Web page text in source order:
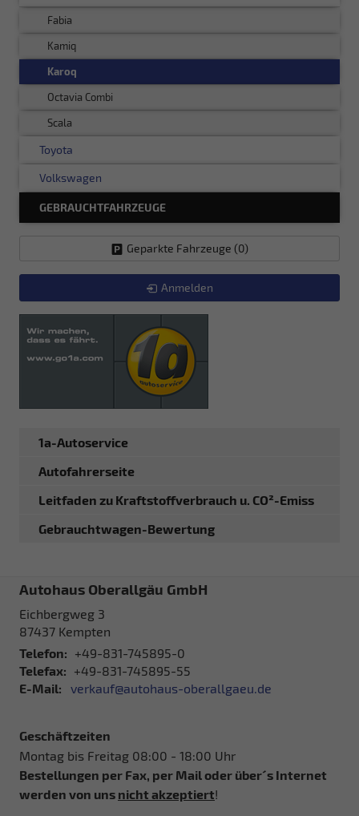
Fabia
Kamiq
Karoq
Octavia Combi
Scala
Toyota
Volkswagen
GEBRAUCHTFAHRZEUGE
Geparkte Fahrzeuge (0)
Anmelden
1a-Autoservice
Autofahrerseite
Leitfaden zu Kraftstoffverbrauch u. CO²-Emiss
Gebrauchtwagen-Bewertung
Autohaus Oberallgäu GmbH
Eichbergweg 3
87437 Kempten
Telefon: +49-831-745895-0
Telefax: +49-831-745895-55
E-Mail:
verkauf@autohaus-oberallgaeu.de
Geschäftzeiten
Montag bis Freitag 08:00 - 18:00 Uhr
Bestellungen per Fax, per Mail oder über´s Internet
werden von uns nicht akzeptiert!